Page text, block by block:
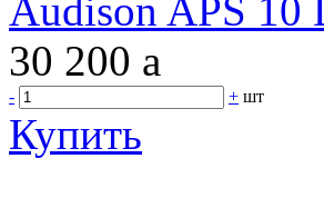
Audison APS 10
30 200 a
- + шт
Купить